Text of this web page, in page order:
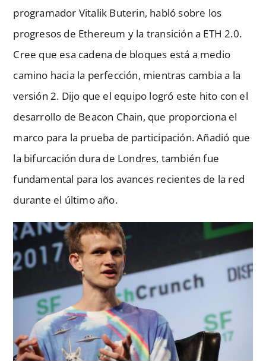
programador Vitalik Buterin, habló sobre los
progresos de Ethereum y la transición a ETH 2.0.
Cree que esa cadena de bloques está a medio
camino hacia la perfección, mientras cambia a la
versión 2. Dijo que el equipo logró este hito con el
desarrollo de Beacon Chain, que proporciona el
marco para la prueba de participación. Añadió que
la bifurcación dura de Londres, también fue
fundamental para los avances recientes de la red
durante el último año.